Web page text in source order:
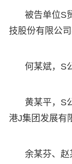
被告单位S
技股份有限公
何某斌，S
黄某平，S
港J集团发展有
余某芬、